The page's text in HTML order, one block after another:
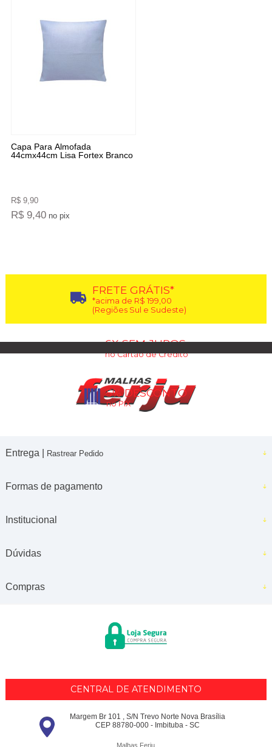
Capa Para Almofada
44cmx44cm Lisa Fortex Branco
R$ 9,90
R$ 9,40 no pix
FRETE GRÁTIS*
*acima de R$ 199,00
(Regiões Sul e Sudeste)
6X SEM JUROS
no Cartão de Crédito
5% DESCONTO
no PIX
Entrega | Rastrear Pedido
Formas de pagamento
Institucional
Dúvidas
Compras
CENTRAL DE ATENDIMENTO
Margem Br 101 , S/N Trevo Norte Nova Brasília
CEP 88780-000 - Imbituba - SC
Malhas Ferju